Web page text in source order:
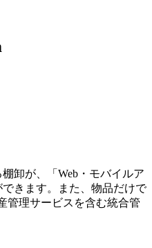
が、「Web・モバイルア
ます。また、物品だけで
理サービスを含む統合管